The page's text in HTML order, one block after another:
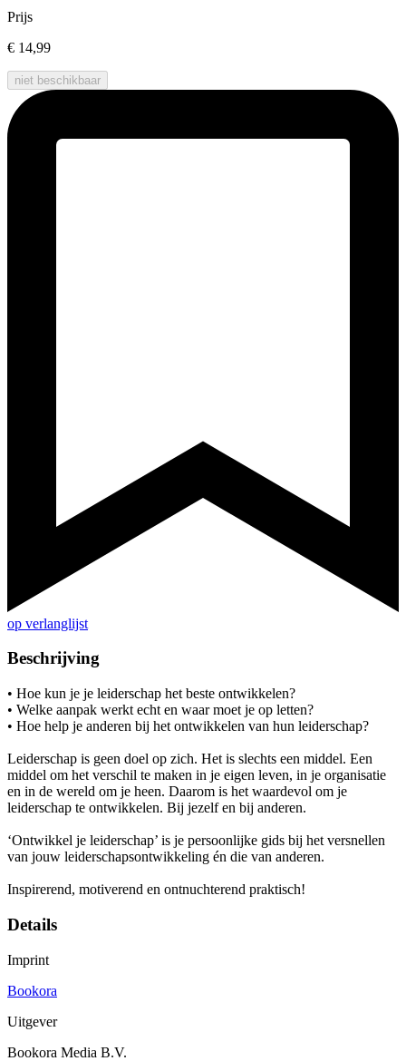
Prijs
€ 14,99
niet beschikbaar
op verlanglijst
Beschrijving
• Hoe kun je je leiderschap het beste ontwikkelen?
• Welke aanpak werkt echt en waar moet je op letten?
• Hoe help je anderen bij het ontwikkelen van hun leiderschap?
Leiderschap is geen doel op zich. Het is slechts een middel. Een
middel om het verschil te maken in je eigen leven, in je organisatie
en in de wereld om je heen. Daarom is het waardevol om je
leiderschap te ontwikkelen. Bij jezelf en bij anderen.
‘Ontwikkel je leiderschap’ is je persoonlijke gids bij het versnellen
van jouw leiderschapsontwikkeling én die van anderen.
Inspirerend, motiverend en ontnuchterend praktisch!
Details
Imprint
Bookora
Uitgever
Bookora Media B.V.